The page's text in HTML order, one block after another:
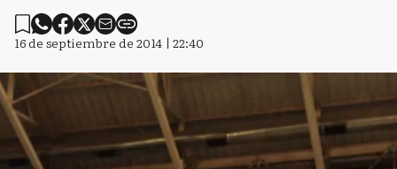
16 de septiembre de 2014 | 22:40